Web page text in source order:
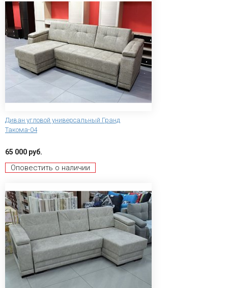
Диван угловой универсальный Гранд
Такома-04
65 000 руб.
Оповестить о наличии